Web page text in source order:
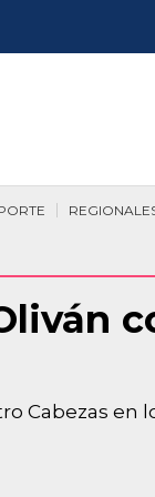
Cabezas en